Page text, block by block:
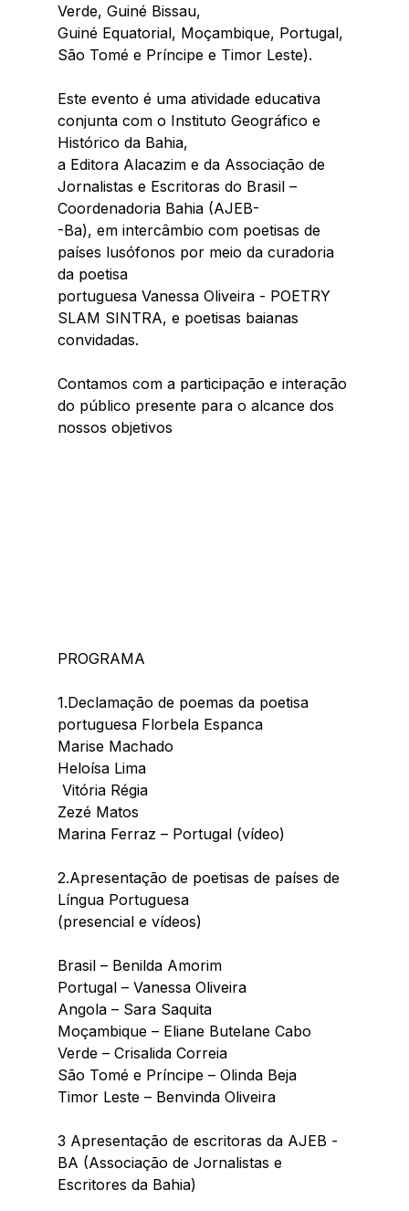
Verde, Guiné Bissau,
Guiné Equatorial, Moçambique, Portugal,
São Tomé e Príncipe e Timor Leste).
Este evento é uma atividade educativa
conjunta com o Instituto Geográfico e
Histórico da Bahia,
a Editora Alacazim e da Associação de
Jornalistas e Escritoras do Brasil –
Coordenadoria Bahia (AJEB-
-Ba), em intercâmbio com poetisas de
países lusófonos por meio da curadoria
da poetisa
portuguesa Vanessa Oliveira - POETRY
SLAM SINTRA, e poetisas baianas
convidadas.
Contamos com a participação e interação
do público presente para o alcance dos
nossos objetivos
PROGRAMA
1.Declamação de poemas da poetisa
portuguesa Florbela Espanca
Marise Machado
Heloísa Lima
Vitória Régia
Zezé Matos
Marina Ferraz – Portugal (vídeo)
2.Apresentação de poetisas de países de
Língua Portuguesa
(presencial e vídeos)
Brasil – Benilda Amorim
Portugal – Vanessa Oliveira
Angola – Sara Saquita
Moçambique – Eliane Butelane Cabo
Verde – Crisalida Correia
São Tomé e Príncipe – Olinda Beja
Timor Leste – Benvinda Oliveira
3 Apresentação de escritoras da AJEB -
BA (Associação de Jornalistas e
Escritores da Bahia)